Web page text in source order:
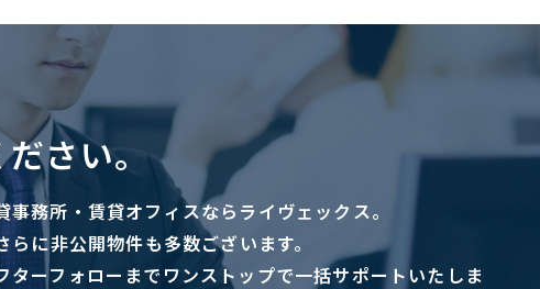
さい。
務所・賃貸オフィスならライヴェックス。
に非公開物件も多数ございます。
ーフォローまでワンストップで一括サポートいたしま